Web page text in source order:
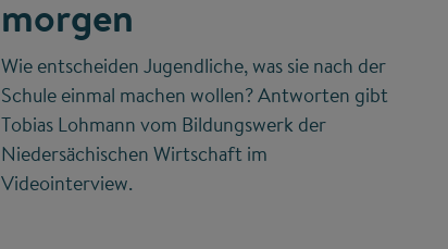
morgen
Wie entscheiden Jugendliche, was sie nach der
Schule einmal machen wollen? Antworten gibt
Tobias Lohmann vom Bildungswerk der
Niedersächischen Wirtschaft im
Videointerview.